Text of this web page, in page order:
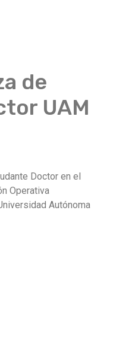
de
UAM
Doctor en el
Operativa
Autónoma